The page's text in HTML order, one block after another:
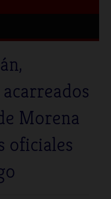
Morena
oficiales